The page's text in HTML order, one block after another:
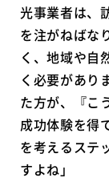
光事業者は、
を注がねばな
く、地域や自
く必要があり
た方が、『こ
成功体験を得
を考えるステ
すよね」